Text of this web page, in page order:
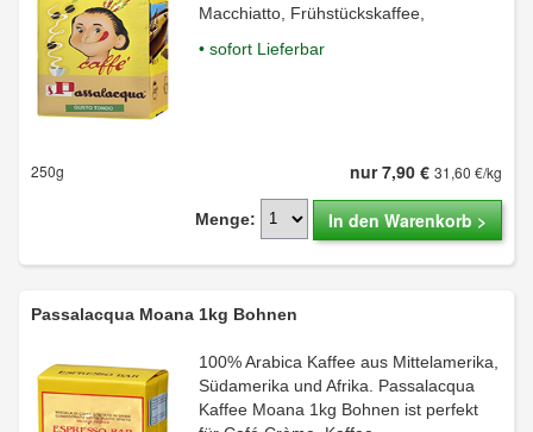
Macchiatto, Frühstückskaffee,
• sofort Lieferbar
250g nur 7,90 € 31,60 €/kg
Menge: In den Warenkorb >
Passalacqua Moana 1kg Bohnen
100% Arabica Kaffee aus Mittelamerika,
Südamerika und Afrika. Passalacqua
Kaffee Moana 1kg Bohnen ist perfekt